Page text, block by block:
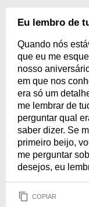
Eu lembro de
Quando nós
que eu me
nosso
em que nos
era só um
me lembrar de
perguntar qual
saber dizer. Se
primeiro beijo,
me perguntar
desejos, eu
COPIAR